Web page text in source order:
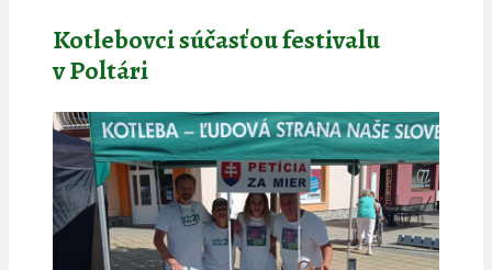
Kotlebovci súčasťou festivalu
v Poltári